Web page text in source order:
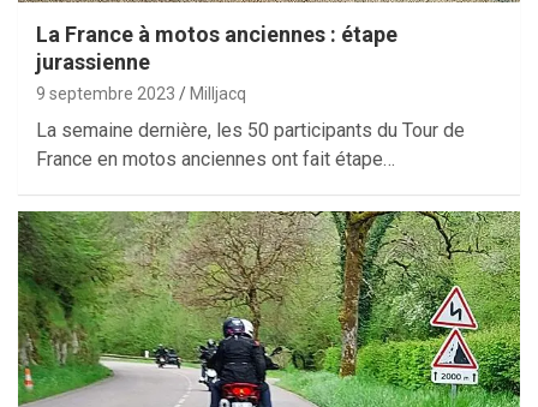
La France à motos anciennes : étape
jurassienne
9 septembre 2023 Milljacq
La semaine dernière, les 50 participants du Tour de
France en motos anciennes ont fait étape…